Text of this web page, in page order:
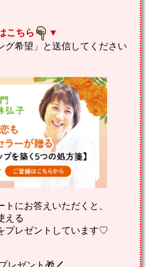
こちら
▼
グ希望」と送信してください
にお答えいただくと、
える
プレゼントしています♡